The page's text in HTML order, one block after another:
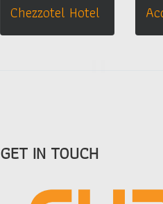
Chezzotel Hotel
GET IN TOUCH